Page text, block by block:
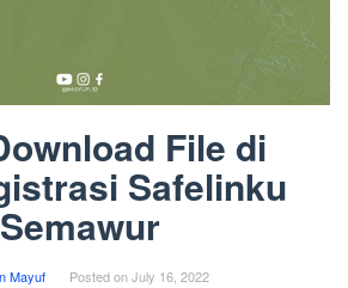
File di
Safelinku
Semawur
Mayuf Posted onJuly 16, 2022